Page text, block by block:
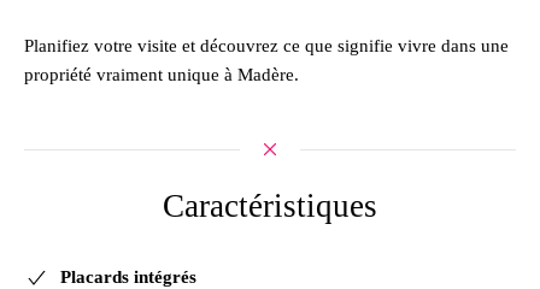
Planifiez votre visite et découvrez ce que signifie vivre dans une
propriété vraiment unique à Madère.
Caractéristiques
Placards intégrés